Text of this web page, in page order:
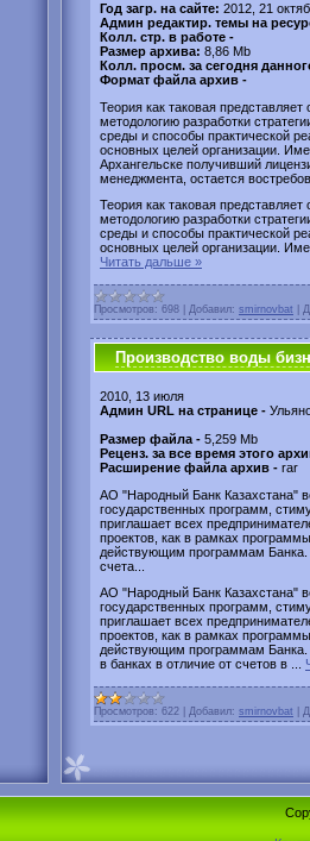
Год загр. на сайте: 2012, 21
Админ редактир. темы на
Колл. стр. в работе -
Размер архива: 8,86 Mb
Колл. просм. за сегодня
Формат файла архив -
Теория как таковая
методологию разработки
среды и способы практической
основных целей организации.
Архангельске получивший
менеджмента, остается
Теория как таковая
методологию разработки
среды и способы практической
основных целей организации.
Читать дальше »
Просмотров: 698 Добавил: smirnovbat
Производство воды
2010, 13 июля
Админ URL на странице -
Размер файла - 5,259 Mb
Реценз. за все время этого
Расширение файла архив - rar
АО "Народный Банк Казахстана"
государственных программ,
приглашает всех
проектов, как в рамках
действующим программам Банка.
счета...
АО "Народный Банк Казахстана"
государственных программ,
приглашает всех
проектов, как в рамках
действующим программам Банка.
в банках в отличие от счетов в
Просмотров: 622 Добавил: smirnovbat